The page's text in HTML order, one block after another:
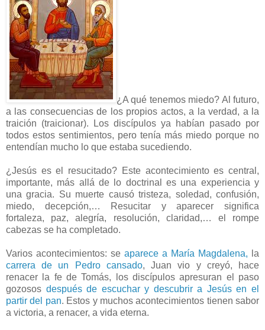
¿A qué tenemos miedo? Al futuro,
a las consecuencias de los propios actos, a la verdad, a la
traición (traicionar). Los discípulos ya habían pasado por
todos estos sentimientos, pero tenía más miedo porque no
entendían mucho lo que estaba sucediendo.
¿Jesús es el resucitado? Este acontecimiento es central,
importante, más allá de lo doctrinal es una experiencia y
una gracia. Su muerte causó tristeza, soledad, confusión,
miedo, decepción,… Resucitar y aparecer significa
fortaleza, paz, alegría, resolución, claridad,… el rompe
cabezas se ha completado.
Varios acontecimientos: se aparece a María Magdalena, la
carrera de un Pedro cansado, Juan vio y creyó, hace
renacer la fe de Tomás, los discípulos apresuran el paso
gozosos después de escuchar y descubrir a Jesús en el
partir del pan. Estos y muchos acontecimientos tienen sabor
a victoria, a renacer, a vida eterna.